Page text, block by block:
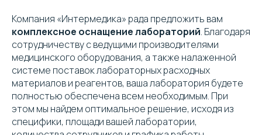
Компания «Интермедика» рада предложить вам
комплексное оснащение лабораторий. Благодаря
сотрудничеству с ведущими производителями
медицинского оборудования, а также налаженной
системе поставок лабораторных расходных
материалов и реагентов, ваша лаборатория будете
полностью обеспечена всем необходимым. При
этом мы найдем оптимальное решение, исходя из
специфики, площади вашей лаборатории,